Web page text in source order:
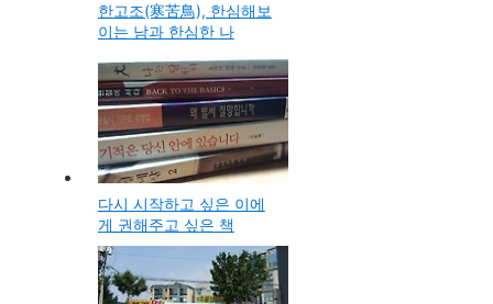
한고조(寒苦鳥), 한심해보
이는 남과 한심한 나
다시 시작하고 싶은 이에
게 권해주고 싶은 책